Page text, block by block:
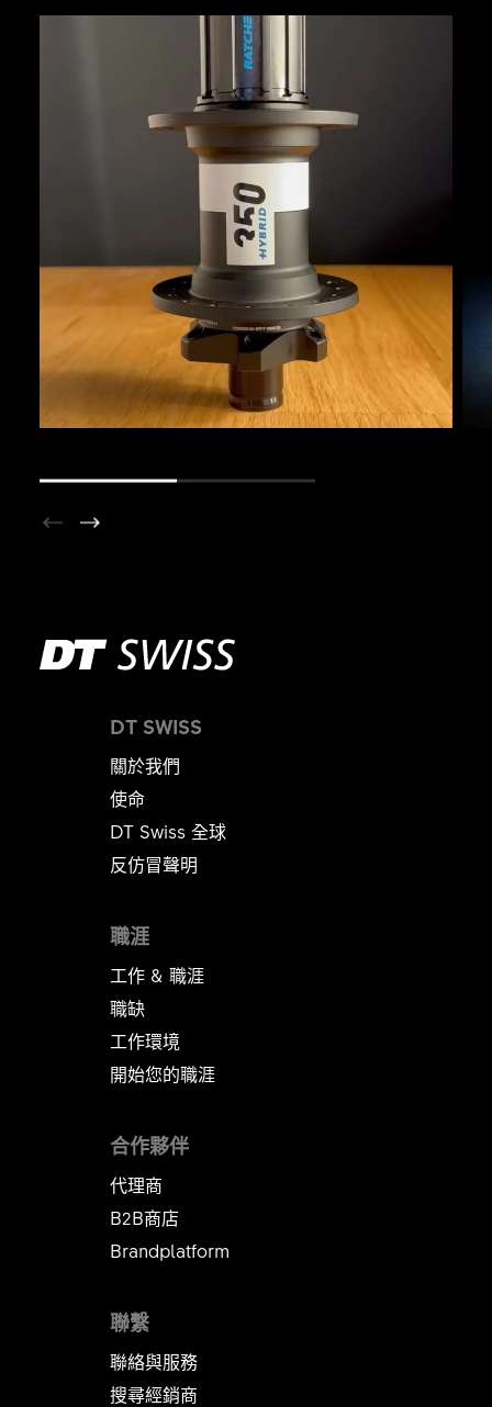
DT SWISS
關於我們
使命
DT Swiss 全球
反仿冒聲明
職涯
工作 & 職涯
職缺
工作環境
開始您的職涯
聯繫
聯絡與服務
搜尋經銷商
合作夥伴
代理商
B2B商店
Brandplatform